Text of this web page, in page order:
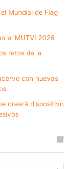
Mundial de Flag
el MUTVI 2026
retos de la
con nuevas
creará dispositivo